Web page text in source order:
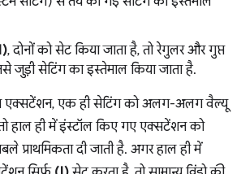
, दोनों को सेट किया जाता है, तो रेगुलर और गुप्त
जुड़ी सेटिंग का इस्तेमाल किया जाता है.
एक्सटेंशन, एक ही सेटिंग को अलग-अलग वैल्यू
हाल ही में इंस्टॉल किए गए एक्सटेंशन को
प्राथमिकता दी जाती है. अगर हाल ही में